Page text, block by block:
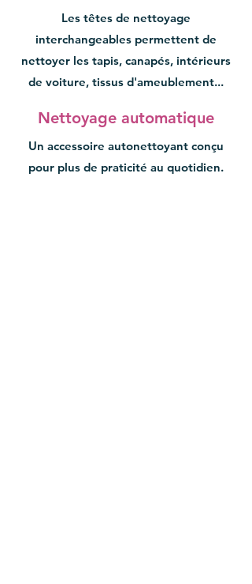
Les têtes de nettoyage
interchangeables permettent de
nettoyer les tapis, canapés, intérieurs
de voiture, tissus d'ameublement...
Nettoyage automatique
Un accessoire autonettoyant conçu
pour plus de praticité au quotidien.